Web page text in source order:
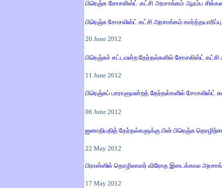
பிரெஞ்சு சோசலிஸ்ட் கட்சி அரசாங்கம் ஆரம்ப
பிரெஞ்சு சோசலிஸ்ட் கட்சி அரசாங்கம்
20 June 2012
பிரெஞ்சுச் சட்டமன்ற தேர்தல்களில் சோசலிஸ்ட் கட்சி
11 June 2012
பிரெஞ்சுப் பாராளுமன்றத் தேர்தல்களில் சோசலிஸ்ட்
06 June 2012
ஜனாதிபதித் தேர்தல்களுக்கு பின் பிரெஞ்சு
22 May 2012
பிரான்ஸில் தொழிலாளர் விரோத இடைக்கால
17 May 2012